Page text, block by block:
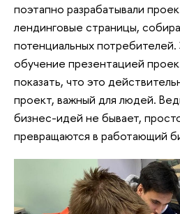
поэтапно разрабатывали
лендинговые страницы,
потенциальных
обучение презентацией
показать, что это
проект, важный для людей.
бизнес-идей не бывает,
превращаются в работающий